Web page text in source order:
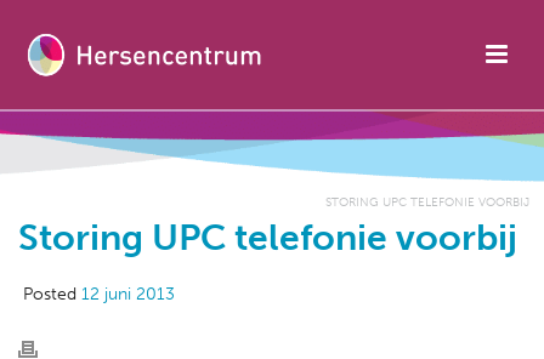
STORING UPC TELEFONIE VOORBIJ
Storing UPC telefonie voorbij
Posted 12 juni 2013